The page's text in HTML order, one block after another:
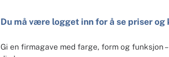
Du må være logget inn for å se priser og
Gi en firmagave med farge, form og funksjon